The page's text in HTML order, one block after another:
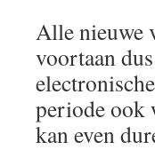
Alle nieuwe
voortaan
periode ook
kan even